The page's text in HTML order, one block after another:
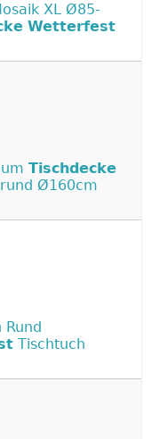
XL Ø85-
Wetterfest
Tischdecke
Ø160cm
Tischtuch